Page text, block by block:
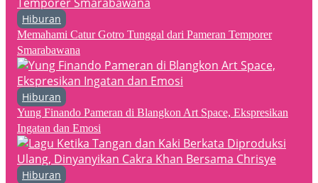
Hiburan
Memahami Catur Gotro Tunggal dari Pameran Temporer
Smarabawana
Hiburan
Yung Finando Pameran di Blangkon Art Space, Ekspresikan
Ingatan dan Emosi
Hiburan